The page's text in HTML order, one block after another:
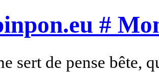
#
sert de pense bête,